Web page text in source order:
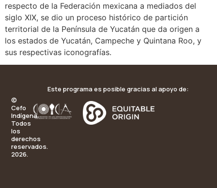
respecto de la Federación mexicana a mediados del
siglo XIX, se dio un proceso histórico de partición
territorial de la Península de Yucatán que da origen a
los estados de Yucatán, Campeche y Quintana Roo, y
sus respectivas iconografías.
©
Cefo
Indígena.
Todos
los
derechos
reservados.
2026.
Este programa es posible gracias al apoyo de: